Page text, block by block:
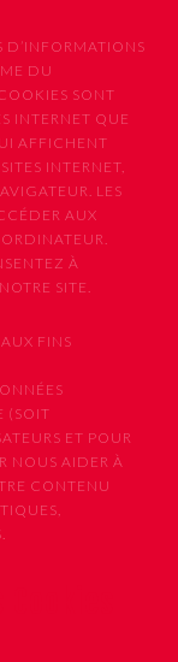
D’INFORMATIONS
DU
SONT
INTERNET QUE
AFFICHENT
INTERNET,
LES
AUX
À
SITE.
FINS
(SOIT
ET POUR
NOUS AIDER À
CONTENU